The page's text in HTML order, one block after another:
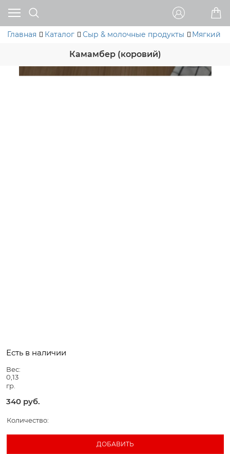
Главная Каталог Сыр & молочные продукты Мягкий
Камамбер (коровий)
Есть в наличии
Вес:
0,13
гр.
340 руб.
Количество:
ДОБАВИТЬ